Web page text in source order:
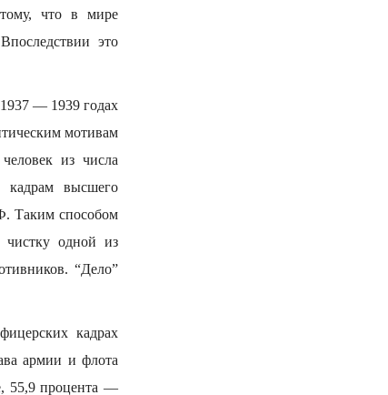
тому, что в мире
это
— 1939 годах
мотивам
из числа
кадрам высшего
Таким способом
чистку одной из
“Дело”
кадрах
армии и флота
55,9 процента —